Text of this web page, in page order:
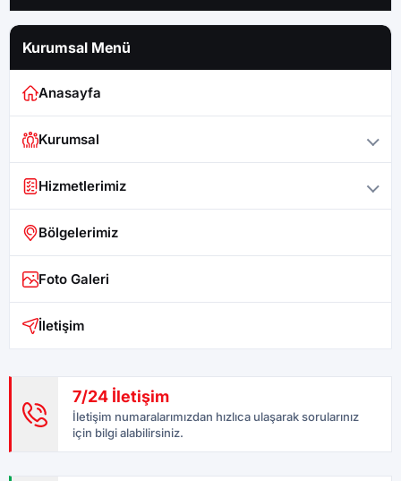
Kurumsal Menü
Anasayfa
Kurumsal
Hizmetlerimiz
Bölgelerimiz
Foto Galeri
İletişim
7/24 İletişim
İletişim numaralarımızdan hızlıca ulaşarak sorularınız
için bilgi alabilirsiniz.